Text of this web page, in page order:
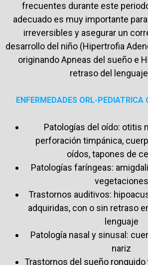
frecuentes durante este
adecuado es muy importante
irreversibles y asegurar un
desarrollo del niño (Hipertrofia
originando Apneas del sueño e
retraso del
ENFERMEDADES ORL-
Patologías del oído: otitis
perforación timpánica,
oídos, tapones de
Patologías faríngeas:
vegetaciones
Trastornos auditivos:
adquiridas, con o sin retraso
lenguaje
Patología nasal y sinusal:
nariz
Trastornos del sueño ronquido